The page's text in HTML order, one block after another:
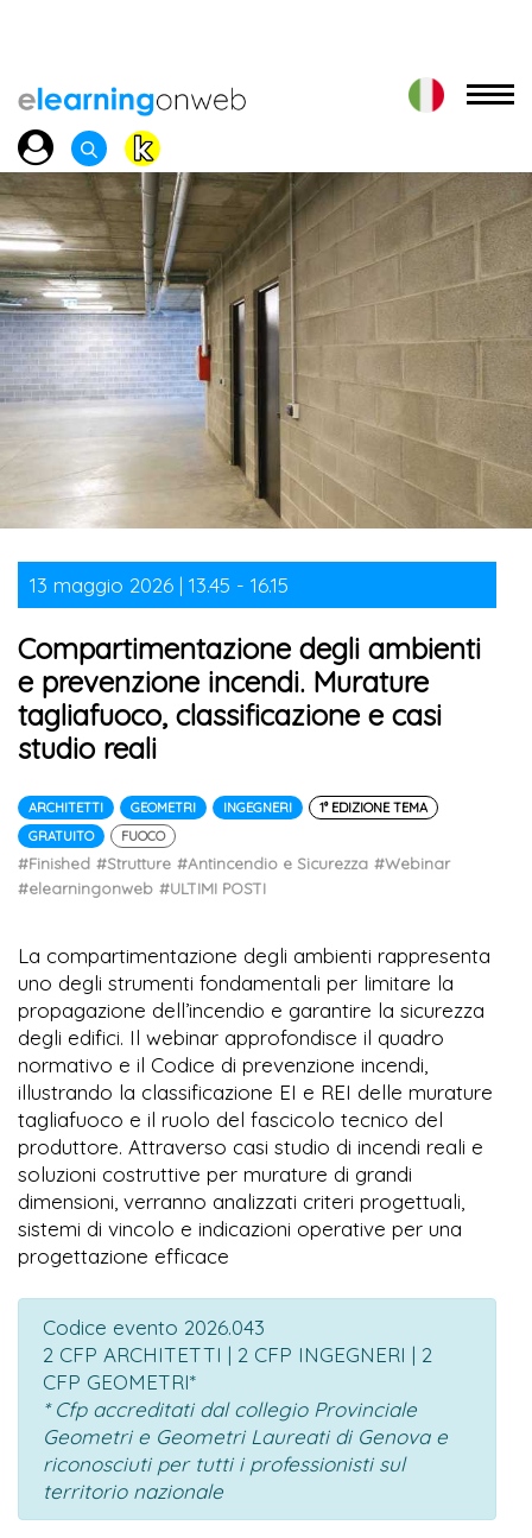
13 maggio 2026 | 13.45 - 16.15
Compartimentazione degli ambienti
e prevenzione incendi. Murature
tagliafuoco, classificazione e casi
studio reali
ARCHITETTI GEOMETRI INGEGNERI
1° EDIZIONE TEMA
GRATUITO
FUOCO
#Finished #Strutture #Antincendio e Sicurezza #Webinar
#elearningonweb #ULTIMI POSTI
La compartimentazione degli ambienti rappresenta
uno degli strumenti fondamentali per limitare la
propagazione dell’incendio e garantire la sicurezza
degli edifici. Il webinar approfondisce il quadro
normativo e il Codice di prevenzione incendi,
illustrando la classificazione EI e REI delle murature
tagliafuoco e il ruolo del fascicolo tecnico del
produttore. Attraverso casi studio di incendi reali e
soluzioni costruttive per murature di grandi
dimensioni, verranno analizzati criteri progettuali,
sistemi di vincolo e indicazioni operative per una
progettazione efficace
Codice evento 2026.043
2 CFP ARCHITETTI | 2 CFP INGEGNERI | 2
CFP GEOMETRI*
* Cfp accreditati dal collegio Provinciale
Geometri e Geometri Laureati di Genova e
riconosciuti per tutti i professionisti sul
territorio nazionale